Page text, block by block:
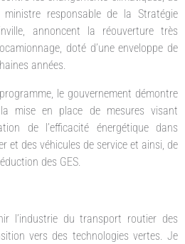
responsable de la Stratégie
annoncent la réouverture très
doté d’une enveloppe de
années.
le gouvernement démontre
mise en place de mesures visant
de l’efficacité énergétique dans
et des véhicules de service et ainsi, de
des GES.
l’industrie du transport routier des
vers des technologies vertes. Je